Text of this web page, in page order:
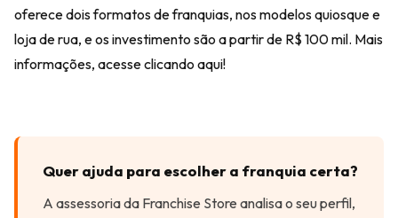
oferece dois formatos de franquias, nos modelos quiosque e
loja de rua, e os investimento são a partir de R$ 100 mil. Mais
informações, acesseclicando aqui!
Quer ajuda para escolher a franquia certa?
A assessoria da Franchise Store analisa o seu perfil,